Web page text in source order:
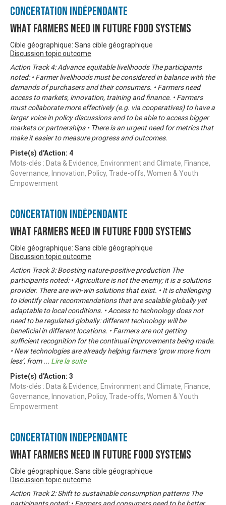
Concertation Indépendante
What Farmers Need in Future Food Systems
Cible géographique: Sans cible géographique
Discussion topic outcome
Action Track 4: Advance equitable livelihoods The participants
noted: • Farmer livelihoods must be considered in balance with the
demands of purchasers and their consumers. • Farmers need
access to markets, innovation, training and finance. • Farmers
must collaborate more effectively (e.g. via cooperatives) to have a
larger voice in policy discussions and to be able to access bigger
markets or partnerships • There is an urgent need for metrics that
make it easier to measure progress and outcomes.
Piste(s) d'Action: 4
Mots-clés : Data & Evidence, Environment and Climate, Finance,
Governance, Innovation, Policy, Trade-offs, Women & Youth
Empowerment
Concertation Indépendante
What Farmers Need in Future Food Systems
Cible géographique: Sans cible géographique
Discussion topic outcome
Action Track 3: Boosting nature-positive production The
participants noted: • Agriculture is not the enemy; it is a solutions
provider. There are win-win solutions that exist. • It is challenging
to identify clear recommendations that are scalable globally yet
adaptable to local conditions. • Access to technology does not
need to be regulated globally: different technology will be
beneficial in different locations. • Farmers are not getting
sufficient recognition for the continual improvements being made.
• New technologies are already helping farmers ‘grow more from
less’, from... Lire la suite
Piste(s) d'Action: 3
Mots-clés : Data & Evidence, Environment and Climate, Finance,
Governance, Innovation, Policy, Trade-offs, Women & Youth
Empowerment
Concertation Indépendante
What Farmers Need in Future Food Systems
Cible géographique: Sans cible géographique
Discussion topic outcome
Action Track 2: Shift to sustainable consumption patterns The
participants noted: • Farmers and consumers need to be better